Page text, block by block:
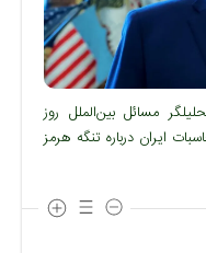
مسائل بین‌الملل روز
ایران درباره تنگه هرمز